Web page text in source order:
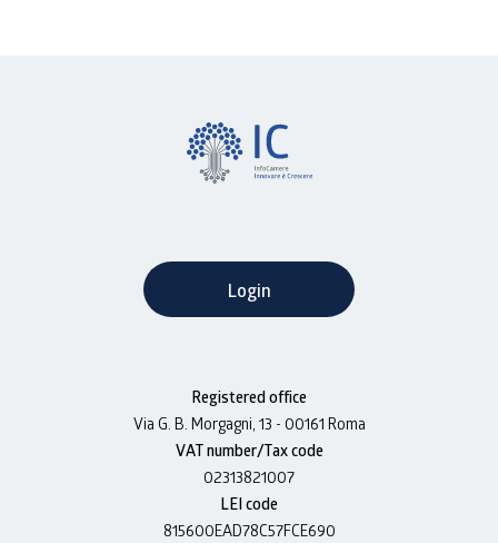
Login
Registered office
Via G. B. Morgagni, 13 - 00161 Roma
VAT number/Tax code
02313821007
LEI code
815600EAD78C57FCE690